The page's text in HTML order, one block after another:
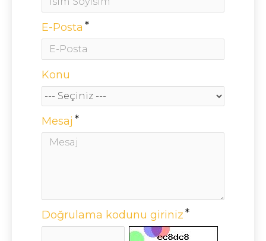
E-Posta
Konu
Mesaj
Doğrulama kodunu giriniz